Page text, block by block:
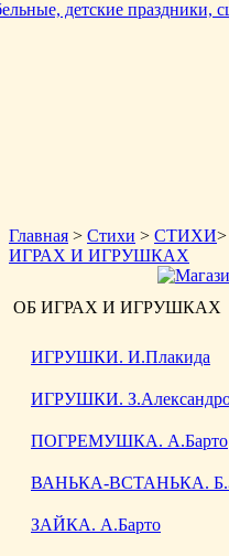
Главная > Стихи > СТИХИ
ИГРАХ И ИГРУШКАХ
ОБ ИГРАХ И ИГРУШКАХ
ИГРУШКИ. И.Плакида
ИГРУШКИ.
ПОГРЕМУШКА. А.Барто
ВАНЬКА-ВСТАНЬКА.
ЗАЙКА. А.Барто